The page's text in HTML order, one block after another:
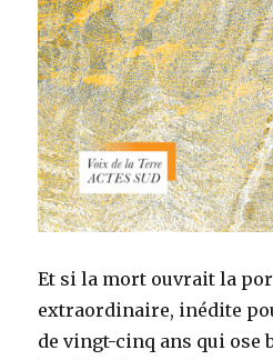
Et si la mort ouvrait la
extraordinaire, inédite
de vingt-cinq ans qui ose